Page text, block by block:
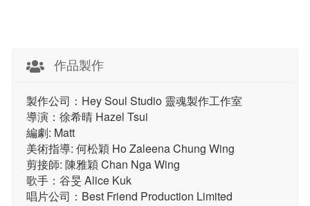
作品製作
製作公司：Hey Soul Studio 靈魂製作工作室
導演：徐希晴 Hazel Tsui
編劇: Matt
美術指導: 何松穎 Ho Zaleena Chung Wing
剪接師: 陳雅穎 Chan Nga Wing
歌手：谷旻 Alice Kuk
唱片公司：Best Friend Production Limited